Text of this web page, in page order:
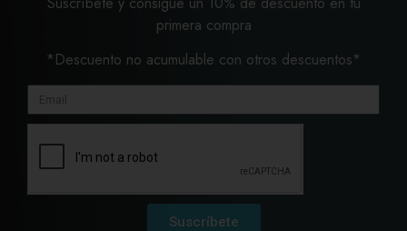
primera compra
*Descuento no acumulable con otros descuentos*
Suscríbete